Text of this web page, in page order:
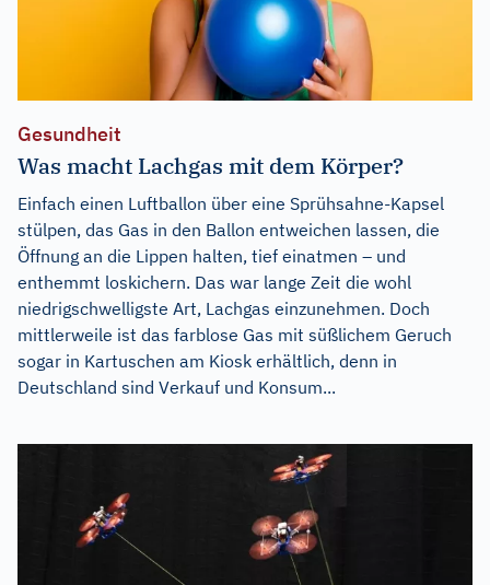
Gesundheit
Was macht Lachgas mit dem Körper?
Einfach einen Luftballon über eine Sprühsahne-Kapsel
stülpen, das Gas in den Ballon entweichen lassen, die
Öffnung an die Lippen halten, tief einatmen – und
enthemmt loskichern. Das war lange Zeit die wohl
niedrigschwelligste Art, Lachgas einzunehmen. Doch
mittlerweile ist das farblose Gas mit süßlichem Geruch
sogar in Kartuschen am Kiosk erhältlich, denn in
Deutschland sind Verkauf und Konsum...